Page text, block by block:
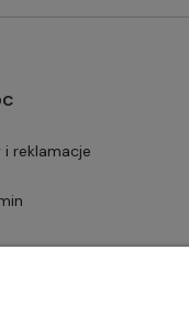
reklamacje